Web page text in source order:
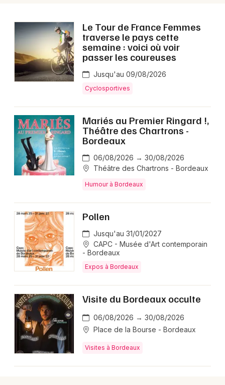
Le Tour de France Femmes
traverse le pays cette
semaine : voici où voir
passer les coureuses
Jusqu'au 09/08/2026
Cyclosportives
Mariés au Premier Ringard !,
Théâtre des Chartrons -
Bordeaux
06/08/2026 → 30/08/2026
Théâtre des Chartrons - Bordeaux
Humour à Bordeaux
Pollen
Jusqu'au 31/01/2027
CAPC - Musée d'Art contemporain
- Bordeaux
Expos à Bordeaux
Visite du Bordeaux occulte
06/08/2026 → 30/08/2026
Place de la Bourse - Bordeaux
Visites à Bordeaux